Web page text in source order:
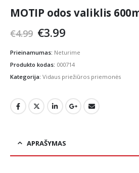
MOTIP odos valiklis
€4.99 Original
was:
€4.99.
€3.99Current
is:
€3.99.
Prieinamumas: Neturime
Produkto kodas: 000714
Kategorija: Vidaus priežiūros priemonės
APRAŠYMAS